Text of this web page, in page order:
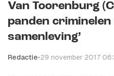
Van Toorenburg
panden criminelen
samenleving’
Redactie•29 november 2017